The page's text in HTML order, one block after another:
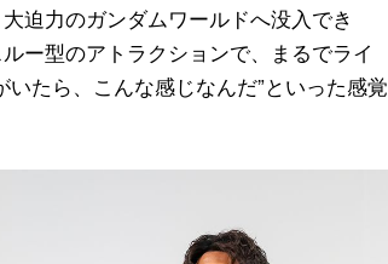
迫力のガンダムワールドへ没入でき
ー型のアトラクションで、まるでライ
たら、こんな感じなんだ”といった感覚